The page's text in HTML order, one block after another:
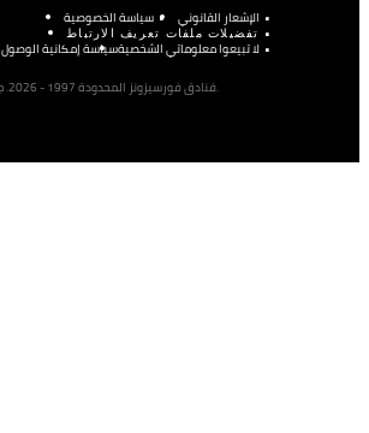
الإشعار القانوني سياسة الخصوصية
تفضيلات ملفات تعريف الارتباط
لا تبيعوا معلوماتي الشخصيةسياسة إمكانية الوصول
©فنادق فورسيزونز المحدودة 1997 - 2026. جميع الحقوق محفوظة.